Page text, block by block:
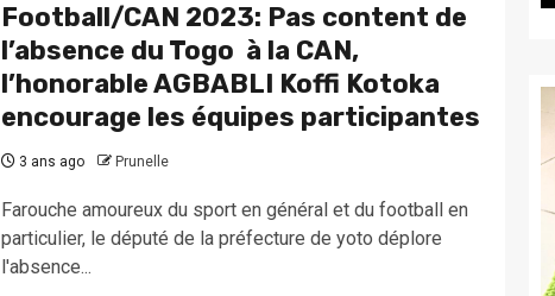
Football/CAN 2023: Pas content de
l’absence du Togo à la CAN,
l’honorable AGBABLI Koffi Kotoka
encourage les équipes participantes
3 ans ago Prunelle
Farouche amoureux du sport en général et du football en
particulier, le député de la préfecture de yoto déplore
l'absence...